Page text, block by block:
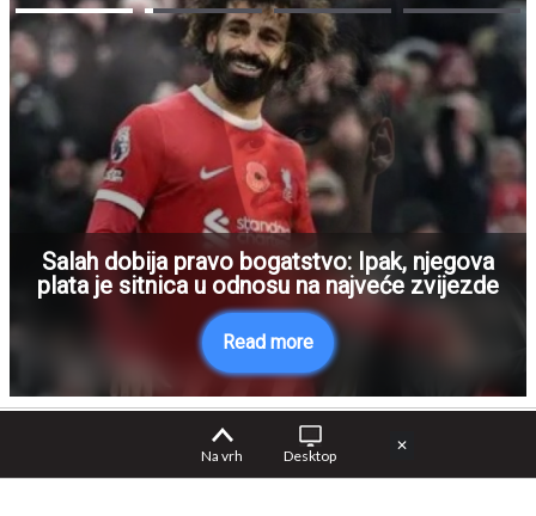
Salah dobija pravo bogatstvo: Ipak, njegova
plata je sitnica u odnosu na najveće zvijezde
Read more
Na vrh Desktop
✕